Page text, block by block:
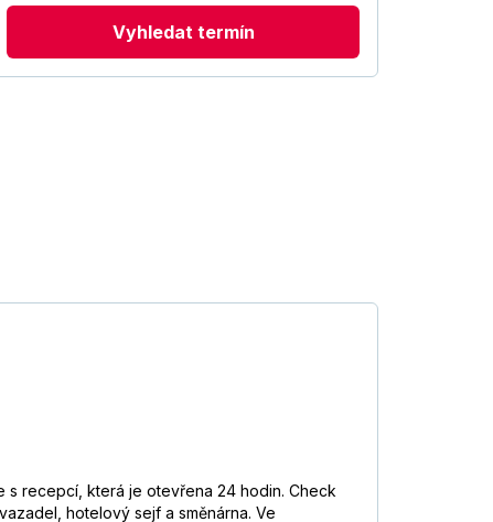
Vyhledat termín
s recepcí, která je otevřena 24 hodin. Check
hotelový sejf a směnárna. Ve